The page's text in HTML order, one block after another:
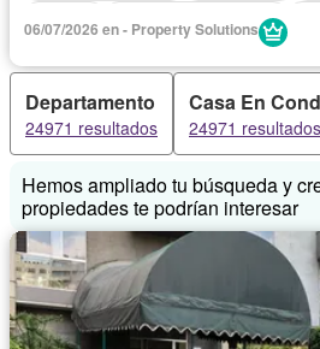
Recámara con closet
Televisión por cable
Terraza
06/07/2026 en - Property Solutions
Departamento
24971 resultados
Casa En
24971 resultados
Hemos ampliado tu búsqueda y
propiedades te podrían interesar